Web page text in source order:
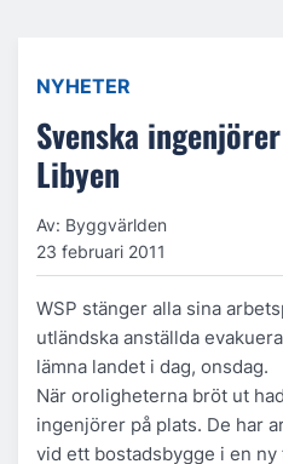
NYHETER
Svenska
Libyen
Av: Byggvärlden
23 februari 2011
WSP stänger alla sina
utländska anställda
lämna landet i dag, onsdag.
När oroligheterna bröt ut
ingenjörer på plats. De har
vid ett bostadsbygge i en